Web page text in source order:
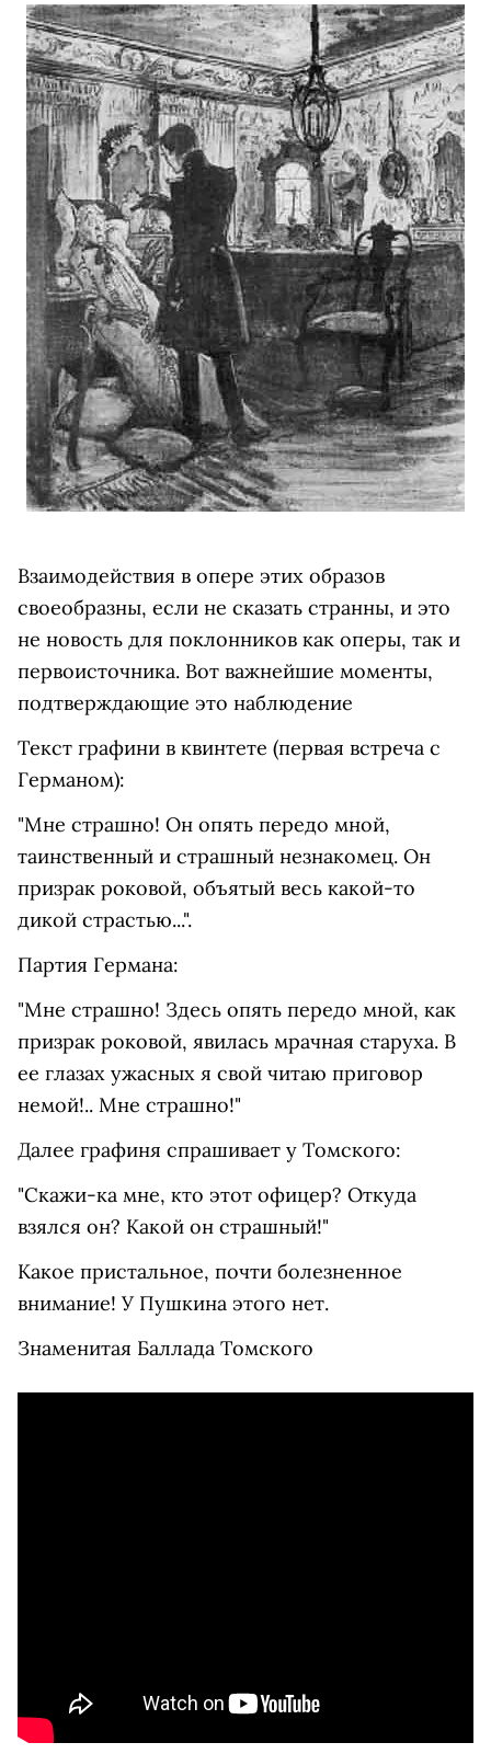
Взаимодействия в опере этих образов
своеобразны, если не сказать странны, и это
не новость для поклонников как оперы, так и
первоисточника. Вот важнейшие моменты,
подтверждающие это наблюдение
Текст графини в квинтете (первая встреча с
Германом):
"Мне страшно! Он опять передо мной,
таинственный и страшный незнакомец. Он
призрак роковой, объятый весь какой-то
дикой страстью...".
Партия Германа:
"Мне страшно! Здесь опять передо мной, как
призрак роковой, явилась мрачная старуха. В
ее глазах ужасных я свой читаю приговор
немой!.. Мне страшно!"
Далее графиня спрашивает у Томского:
"Скажи-ка мне, кто этот офицер? Откуда
взялся он? Какой он страшный!"
Какое пристальное, почти болезненное
внимание! У Пушкина этого нет.
Знаменитая Баллада Томского